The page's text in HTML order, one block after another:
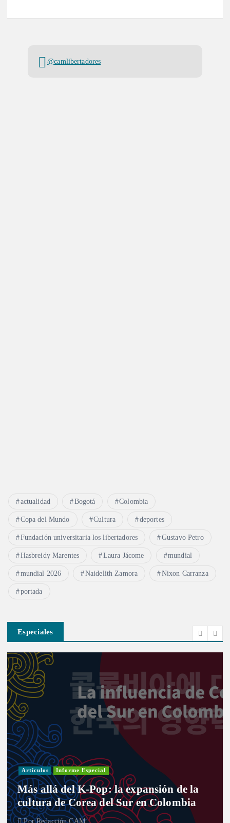
@camlibertadores
actualidad Bogotá Colombia
Copa del Mundo Cultura deportes
Fundación universitaria los libertadores Gustavo Petro
Hasbreidy Marentes Laura Jácome mundial
mundial 2026 Naidelith Zamora Nixon Carranza
portada
Especiales
Investigación Cultura
Informe Especial Política Reportaje
Entre curules y violencia de género: el
desafío de las mujeres para el nuevo
Congreso
PorRedacción CAM